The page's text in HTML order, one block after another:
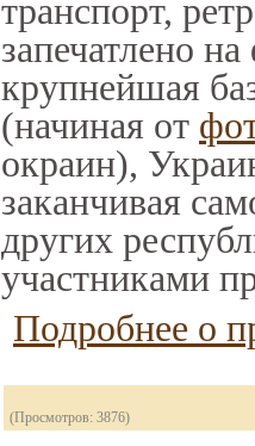
транспорт,
запечатлено
крупнейшая
(начиная от
окраин),
заканчивая
других
участниками
Подробнее о
(Просмотров: 3876)